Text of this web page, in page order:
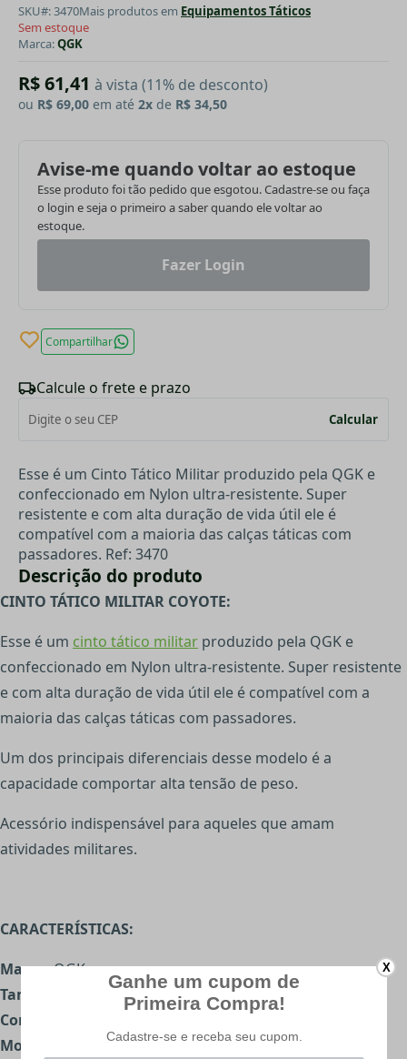
SKU#: 3470Mais produtos em Equipamentos Táticos
Sem estoque
Marca:QGK
R$ 61,41 à vista (11% de desconto)
ou R$ 69,00 em até 2x de R$ 34,50
Avise-me quando voltar ao estoque
Esse produto foi tão pedido que esgotou. Cadastre-se ou faça
o login e seja o primeiro a saber quando ele voltar ao
estoque.
Fazer Login
Compartilhar
Calcule o frete e prazo
Calcular
Esse é um Cinto Tático Militar produzido pela QGK e
confeccionado em Nylon ultra-resistente. Super
resistente e com alta duração de vida útil ele é
compatível com a maioria das calças táticas com
passadores. Ref: 3470
Descrição do produto
CINTO TÁTICO MILITAR COYOTE:
Esse é um cinto tático militar produzido pela QGK e
confeccionado em Nylon ultra-resistente. Super resistente
e com alta duração de vida útil ele é compatível com a
maioria das calças táticas com passadores.
Um dos principais diferenciais desse modelo é a
capacidade comportar alta tensão de peso.
Acessório indispensável para aqueles que amam
atividades militares.
CARACTERÍSTICAS:
Marca:QGK
Tamanho:
Médio
Cor
Modelo:
Trainer Belt
X